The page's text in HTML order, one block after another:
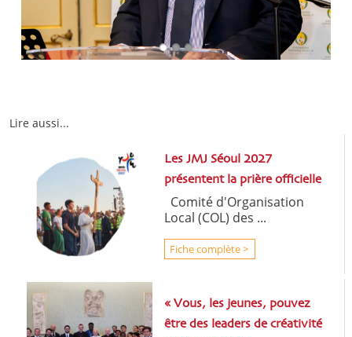
Lire aussi...
Les JMJ Séoul 2027
présentent la prière officielle
Comité d'Organisation
Local (COL) des ...
Fiche complète >
« Vous, les jeunes, pouvez
être des leaders de créativité